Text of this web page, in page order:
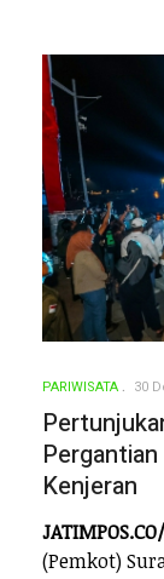
PARIWISATA 30
Kenjeran
(Pemkot)